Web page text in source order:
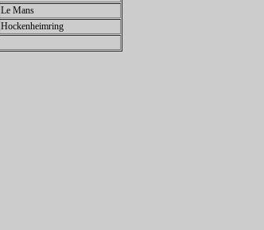
Le Mans
Hockenheimring